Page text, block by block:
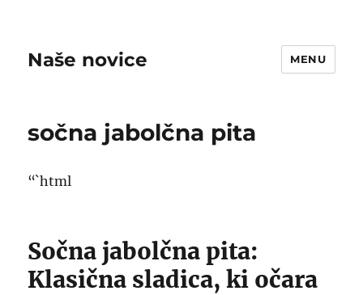
Naše novice MENU
sočna jabolčna pita
“`html
Sočna jabolčna pita:
Klasična sladica, ki očara